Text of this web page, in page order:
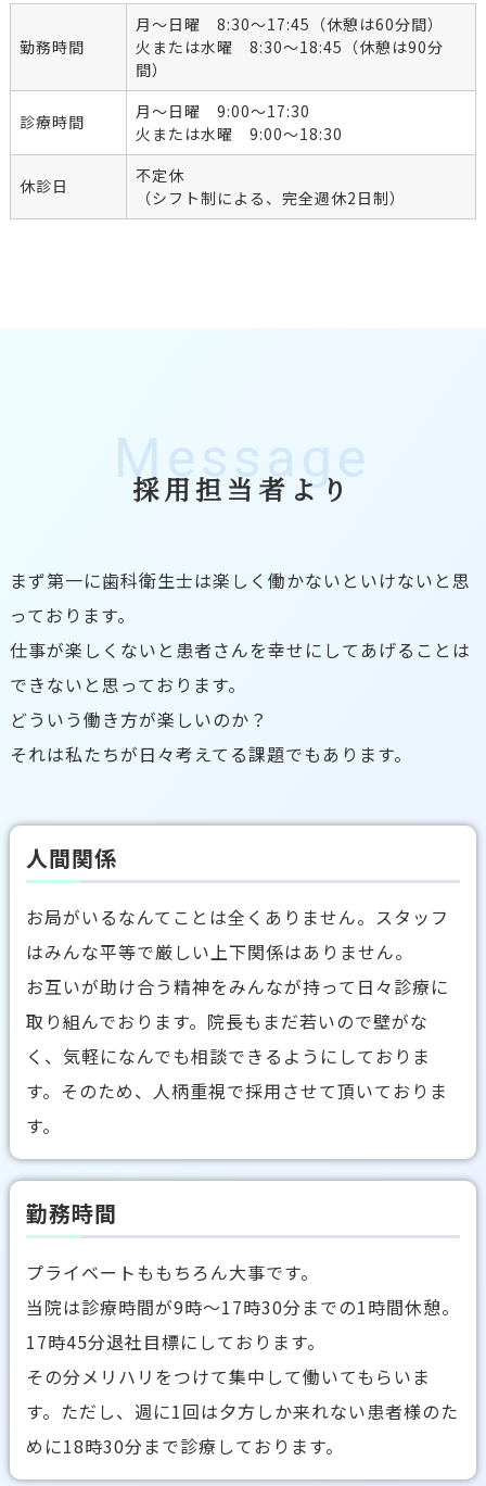
勤務時間
月～日曜 8:30～17:45（休憩は60分間）
火または水曜 8:30～18:45（休憩は90分
間）
診療時間
月～日曜 9:00～17:30
火または水曜 9:00～18:30
休診日
不定休
（シフト制による、完全週休2日制）
Message
採用担当者より
まず第一に歯科衛生士は楽しく働かないといけないと思
っております。
仕事が楽しくないと患者さんを幸せにしてあげることは
できないと思っております。
どういう働き方が楽しいのか？
それは私たちが日々考えてる課題でもあります。
人間関係
お局がいるなんてことは全くありません。スタッフ
はみんな平等で厳しい上下関係はありません。
お互いが助け合う精神をみんなが持って日々診療に
取り組んでおります。院長もまだ若いので壁がな
く、気軽になんでも相談できるようにしておりま
す。そのため、人柄重視で採用させて頂いておりま
す。
勤務時間
プライベートももちろん大事です。
当院は診療時間が9時〜17時30分までの1時間休憩。
17時45分退社目標にしております。
その分メリハリをつけて集中して働いてもらいま
す。ただし、週に1回は夕方しか来れない患者様のた
めに18時30分まで診療しております。